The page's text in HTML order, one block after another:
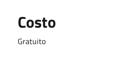
Costo
Gratuito